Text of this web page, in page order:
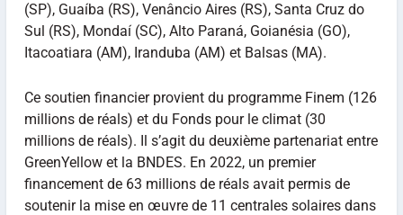
(SP), Guaíba (RS), Venâncio Aires (RS), Santa Cruz do
Sul (RS), Mondaí (SC), Alto Paraná, Goianésia (GO),
Itacoatiara (AM), Iranduba (AM) et Balsas (MA).
Ce soutien financier provient du programme Finem (126
millions de réals) et du Fonds pour le climat (30
millions de réals). Il s’agit du deuxième partenariat entre
GreenYellow et la BNDES. En 2022, un premier
financement de 63 millions de réals avait permis de
soutenir la mise en œuvre de 11 centrales solaires dans